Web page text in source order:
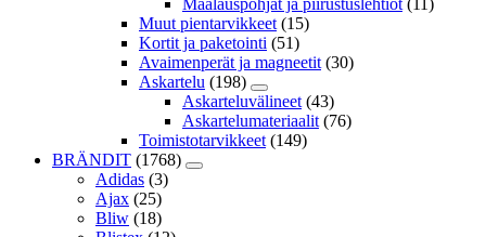
Maalauspohjat ja piirustuslehtiöt (11)
Muut pientarvikkeet (15)
Kortit ja paketointi (51)
Avaimenperät ja magneetit (30)
Askartelu (198)
Askarteluvälineet (43)
Askartelumateriaalit (76)
Toimistotarvikkeet (149)
BRÄNDIT (1768)
Adidas (3)
Ajax (25)
Bliw (18)